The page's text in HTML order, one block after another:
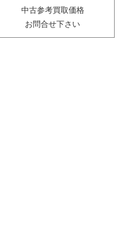
中古参考買取価格
お問合せ下さい